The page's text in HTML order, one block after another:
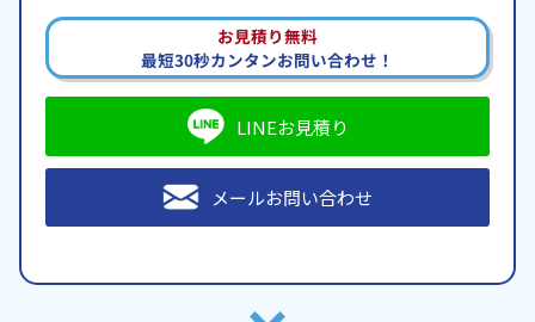
お見積り無料
最短30秒カンタンお問い合わせ！
LINEお見積り
メールお問い合わせ